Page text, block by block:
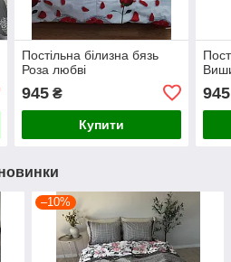
Постільна білизна бязь
Роза любві
945₴
Купити
945
–10%